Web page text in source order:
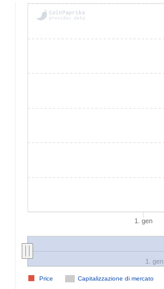
1. gen
Capitalizzazione di mercato
Price
1. gen